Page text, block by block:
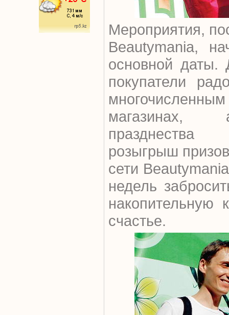
Мероприятия,
Beautymania,
основной даты.
покупатели
магазинах,
розыгрыш
сети
недель
накопительную
счастье.